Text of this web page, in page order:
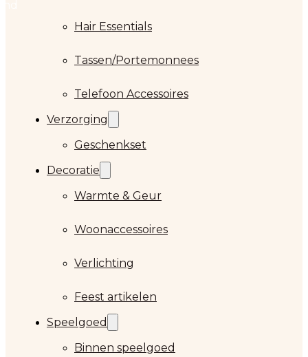
Hair Essentials
Tassen/Portemonnees
Telefoon Accessoires
Verzorging
Geschenkset
Decoratie
Warmte & Geur
Woonaccessoires
Verlichting
Feest artikelen
Speelgoed
Binnen speelgoed